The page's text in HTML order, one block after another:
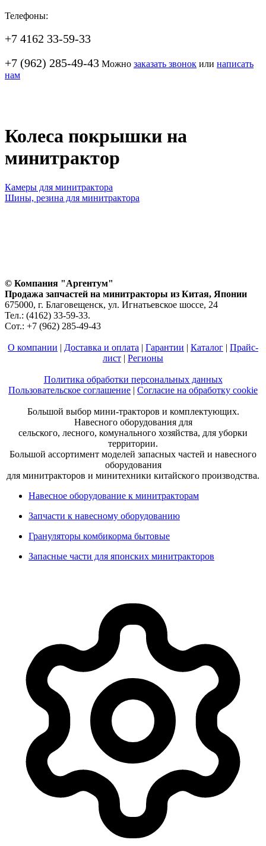
Телефоны:
+7 4162 33-59-33
+7 (962) 285-49-43 Можно заказать звонок или написать
нам
Колеса покрышки на
минитрактор
Камеры для минитрактора
Шины, резина для минитрактора
© Компания "Аргентум"
Продажа запчастей на минитракторы из Китая, Японии
675000, г. Благовещенск, ул. Игнатьевское шоссе, 24
Тел.: (4162) 33-59-33.
Сот.: +7 (962) 285-49-43
О компании | Доставка и оплата | Гарантии | Каталог | Прайс-
лист | Регионы
Политика обработки персональных данных
Пользовательское соглашение | Согласие на обработку cookie
Большой выбор мини-тракторов и комплектующих.
Навесного оборудования для
сельского, лесного, комунального хозяйства, для уборки
территории.
Большой ассортимент моделей запасных частей и навесного
оборудования
для минитракторов и минитехники китайского производства.
Навесное оборудование к минитракторам
Запчасти к навесному оборудованию
Грануляторы комбикорма бытовые
Запасные части для японских минитракторов